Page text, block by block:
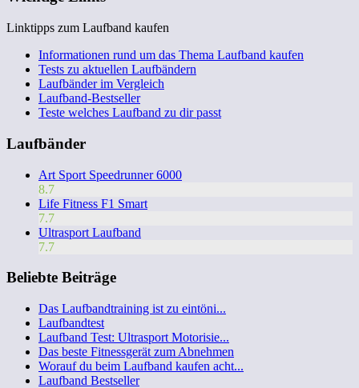
Linktipps zum Laufband kaufen
Informationen rund um das Thema Laufband kaufen
Tests zu aktuellen Laufbändern
Laufbänder im Vergleich
Laufband-Bestseller
Teste welches Laufband zu dir passt
Laufbänder
Art Sport Speedrunner 6000
8.7
Life Fitness F1 Smart
7.7
Ultrasport Laufband
7.7
Beliebte Beiträge
Das Laufbandtraining ist zu eintöni...
Laufbandtest
Laufband Test: Ultrasport Motorisie...
Das beste Fitnessgerät zum Abnehmen
Worauf du beim Laufband kaufen acht...
Laufband Bestseller